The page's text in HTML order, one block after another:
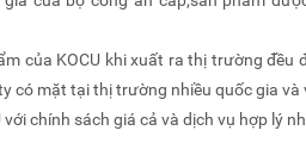
của KOCU khi xuất ra thị trường
có mặt tại thị trường nhiều quốc gia
chính sách giá cả và dịch vụ hợp lý